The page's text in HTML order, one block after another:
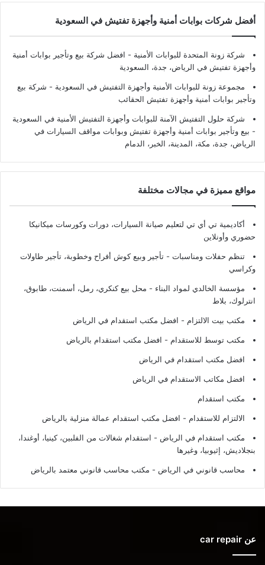
أفضل شركات بوابات أمنية وأجهزة تفتيش في السعودية
شركة زونة المتحدة للبوابات الأمنية - افضل شركة بيع وتأجير بوابات أمنية
وأجهزة تفتيش في الرياض، جدة، السعودية
مجموعة زونة للبوابات الأمنية وأجهزة التفتيش في السعودية - شركة بيع
وتأجير بوابات أمنية وأجهزة تفتيش الحقائب
شركة حلول التفتيش الآمنة للبوابات وأجهزة التفتيش الأمنية في السعودية
- بيع وتأجير بوابات أمنية وأجهزة تفتيش وبوابات مواقف السيارات في
الرياض، جدة، مكة، المدينة، الخبر، الدمام
مواقع مميزة في مجالات مختلفة
أكاديمية تي أي تي لتعليم صيانة السيارات، دورات وكورسات ميكانيكا
حضوري وأونلاين
تنظم حفلات ومناسبات - تأجير وبيع كوش أفراح وخطوبة، تأجير طاولات
وكراسي
مؤسسة الخالدي لمواد البناء - محل بيع كنكري، رمل، أسمنت، طابوق،
انترلوك، بلاط
مكتب بيت الالتزام - افضل مكتب استقدام في الرياض
مكتب توسط للاستقدام - افضل مكتب استقدام بالرياض
افضل مكتب استقدام في الرياض
افضل مكاتب الاستقدام في الرياض
مكتب استقدام
الالتزام للاستقدام - افضل مكتب استقدام عمالة منزلية بالرياض
مكتب استقدام في الرياض - استقدام شغالات من الفلبين، كينيا، أوغندا،
بنجلاديش، إثيوبيا، وغيرها
محاسب قانوني في الرياض - مكتب محاسب قانوني معتمد بالرياض
عن car repair